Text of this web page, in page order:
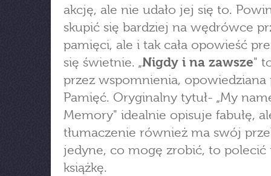
akcję, ale nie udało jej się to.
skupić się bardziej na wędrówce
pamięci, ale i tak cała opowieść
się świetnie. „Nigdy i na zawsze"
przez wspomnienia, opowiedziana
Pamięć. Oryginalny tytuł- „My
Memory" idealnie opisuje fabułę,
tłumaczenie również ma swój
jedyne, co mogę zrobić, to polecić
książkę.